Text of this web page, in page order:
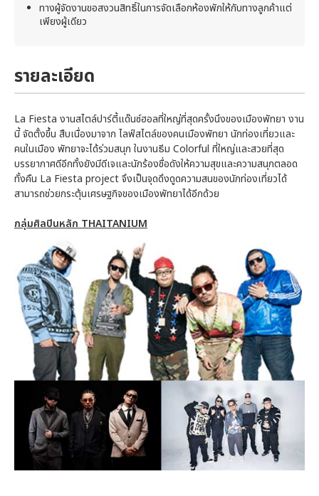
ทางผู้จัดงานขอสงวนสิทธิ์ในการจัดเลือกห้องพักให้กับทางลูกค้าแต่
เพียงผู้เดียว
รายละเอียด
La Fiesta งานสไตล์ปาร์ตี้แด๊นซ์ฮอลที่ใหญ่ที่สุดครั้งนึงของเมืองพัทยา งาน
นี้ จัดตั้งขึ้น สืบเนื่องมาจาก ไลฟ์สไตล์ของคนเมืองพัทยา นักท่องเที่ยวและ
คนในเมือง พัทยาจะได้ร่วมสนุก ในงานธีม Colorful ที่ใหญ่และสวยที่สุด
บรรยากาศดีอีกทั้งยังมีดีเจและนักร้องชื่อดังให้ความสุขและความสนุกตลอด
ทั้งคืน La Fiesta project จึงเป็นจุดดึงดูดความสนของนักท่องเที่ยวได้
สามารถช่วยกระตุ้นเศรษฐกิจของเมืองพัทยาได้อีกด้วย
กลุ่มศิลปินหลัก THAITANIUM